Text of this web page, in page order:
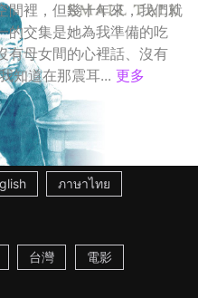
間裡，但幾十年來，我們就
的交集是她為我準備的吃
有母女間的心裡話、沒有
知道在那震耳... 更多
ภาษาไทย
台灣 電影